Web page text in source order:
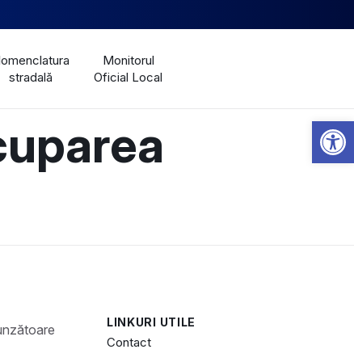
stradală
Monitorul
Oficial Local
LINKURI UTILE
Contact